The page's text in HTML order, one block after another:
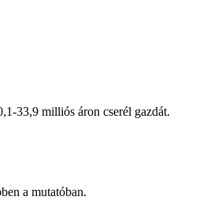
33,9 milliós áron cserél gazdát.
a mutatóban.